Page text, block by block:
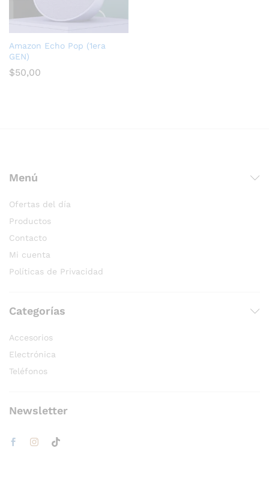
Amazon Echo Pop (1era
GEN)
$50,00
Menú
Ofertas del día
Productos
Contacto
Mi cuenta
Políticas de Privacidad
Categorías
Accesorios
Electrónica
Teléfonos
Newsletter